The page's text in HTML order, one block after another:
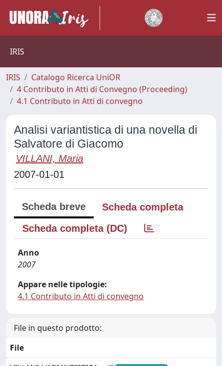
IRIS
IRIS
Catalogo Ricerca UniOR
4 Contributo in Atti di Convegno (Proceeding)
4.1 Contributo in Atti di convegno
Analisi variantistica di una novella di
Salvatore di Giacomo
VILLANI, Maria
2007-01-01
Scheda breve
Scheda completa
Scheda completa (DC)
Anno
2007
Appare nelle tipologie:
4.1 Contributo in Atti di convegno
File in questo prodotto:
File